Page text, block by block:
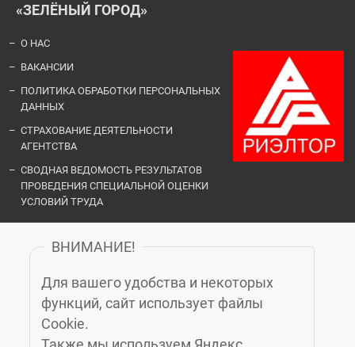
«ЗЕЛЁНЫЙ ГОРОД»
О НАС
ВАКАНСИИ
ПОЛИТИКА ОБРАБОТКИ ПЕРСОНАЛЬНЫХ
ДАННЫХ
СТРАХОВАНИЕ ДЕЯТЕЛЬНОСТИ
АГЕНТСТВА
СВОДНАЯ ВЕДОМОСТЬ РЕЗУЛЬТАТОВ
ПРОВЕДЕНИЯ СПЕЦИАЛЬНОЙ ОЦЕНКИ
УСЛОВИЙ ТРУДА
«ЗЕЛЁНЫЙ ГОРОД»
ВНИМАНИЕ!
Для вашего удобства и некоторых
функций, сайт использует файлы
Cookie.